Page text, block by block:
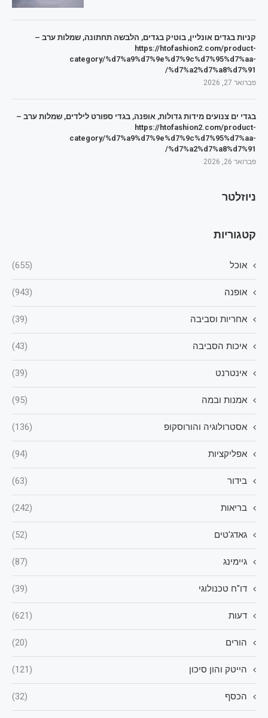
קניות בגדים אונליין, בוטיק בגדים, הלבשה תחתונה, שמלות ערב –
https://htofashion2.com/product-
category/%d7%a9%d7%9e%d7%9c%d7%95%d7%aa-
%d7%a2%d7%a8%d7%91/
פברואר 27, 2026
בגדי ים צנועים מידות גדולות, אופנה, בגדי ספורט לילדים, שמלות ערב –
https://htofashion2.com/product-
category/%d7%a9%d7%9e%d7%9c%d7%95%d7%aa-
%d7%a2%d7%a8%d7%91/
פברואר 26, 2026
ניוזלטר
קטגוריות
אוכל (655)
אופנה (943)
אחריות וסביבה (39)
איכות הסביבה (43)
אינטרנט (39)
אמנות ובמה (95)
אסטרולוגיה והורוסקופ (136)
אפליקציות (94)
בידור (63)
בריאות (242)
גאדג'טים (52)
גיימינג (87)
דו"ח טכנולוגי (39)
דעות (621)
הורים (20)
הייטק והון סיכון (121)
הכסף (32)